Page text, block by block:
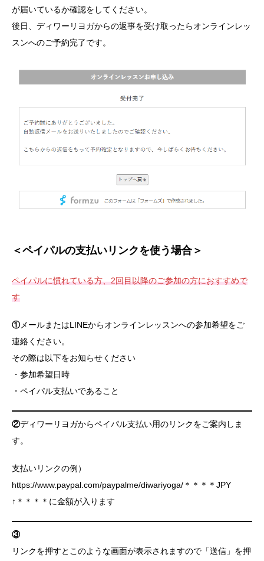
が届いているか確認をしてください。
後日、ディワーリヨガからの返事を受け取ったらオンラインレッ
スンへのご予約完了です。
＜ペイパルの支払いリンクを使う場合＞
ペイパルに慣れている方、2回目以降のご参加の方におすすめで
す
①メールまたはLINEからオンラインレッスンへの参加希望をご
連絡ください。
その際は以下をお知らせください
・参加希望日時
・ペイパル支払いであること
②ディワーリヨガからペイパル支払い用のリンクをご案内しま
す。
支払いリンクの例）
https://www.paypal.com/paypalme/diwariyoga/＊＊＊＊JPY
↑＊＊＊＊に金額が入ります
③
リンクを押すとこのような画面が表示されますので「送信」を押